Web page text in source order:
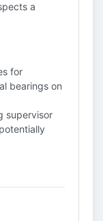
a
for
bearings on
supervisor